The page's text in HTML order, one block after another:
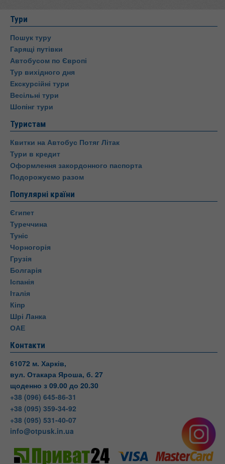
Тури
Пошук туру
Гарящі путівки
Автобусом по Європі
Тур вихідного дня
Екскурсійні тури
Весільні тури
Шопінг тури
Туристам
Квитки на Автобус Потяг Літак
Тури в кредит
Оформлення закордонного паспорта
Подорожуємо разом
Популярні країни
Єгипет
Туреччина
Туніс
Чорногорія
Грузія
Болгарія
Іспанія
Італія
Кіпр
Шрі Ланка
ОАЕ
Контакти
61072 м. Харків,
вул. Отакара Яроша, б. 27
щоденно з 09.00 до 20.30
+38 (096) 645-86-31
+38 (095) 359-34-92
+38 (095) 531-40-07
info@otpusk.in.ua